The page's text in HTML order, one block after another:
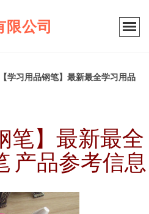
限公司
【学习用品钢笔】最新最全学习用品
笔】最新最全
产品参考信息